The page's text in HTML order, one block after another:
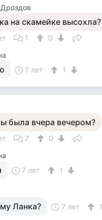
на скамейке высохла?
1 0
7 лет 1
была вчера вечером?
7 0
7 лет 1
Ланка? 7 лет 1